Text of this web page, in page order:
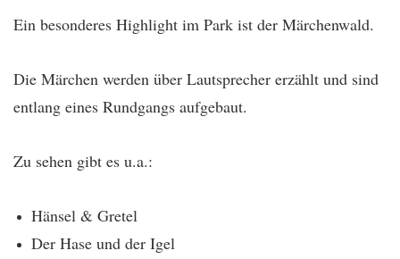
Ein besonderes Highlight im Park ist der Märchenwald.
Die Märchen werden über Lautsprecher erzählt und sind
entlang eines Rundgangs aufgebaut.
Zu sehen gibt es u.a.:
Hänsel & Gretel
Der Hase und der Igel